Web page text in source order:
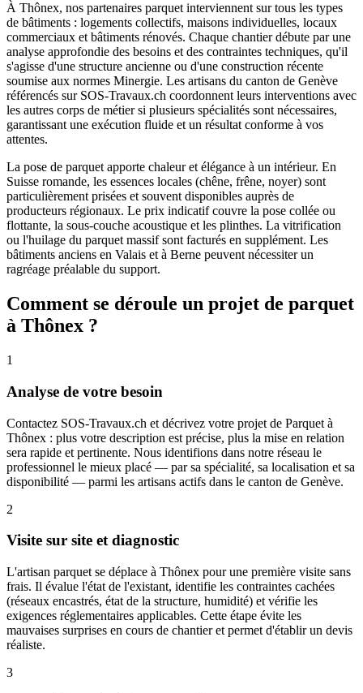
À Thônex, nos partenaires parquet interviennent sur tous les types
de bâtiments : logements collectifs, maisons individuelles, locaux
commerciaux et bâtiments rénovés. Chaque chantier débute par une
analyse approfondie des besoins et des contraintes techniques, qu'il
s'agisse d'une structure ancienne ou d'une construction récente
soumise aux normes Minergie. Les artisans du canton de Genève
référencés sur SOS-Travaux.ch coordonnent leurs interventions avec
les autres corps de métier si plusieurs spécialités sont nécessaires,
garantissant une exécution fluide et un résultat conforme à vos
attentes.
La pose de parquet apporte chaleur et élégance à un intérieur. En
Suisse romande, les essences locales (chêne, frêne, noyer) sont
particulièrement prisées et souvent disponibles auprès de
producteurs régionaux. Le prix indicatif couvre la pose collée ou
flottante, la sous-couche acoustique et les plinthes. La vitrification
ou l'huilage du parquet massif sont facturés en supplément. Les
bâtiments anciens en Valais et à Berne peuvent nécessiter un
ragréage préalable du support.
Comment se déroule un projet de parquet
à Thônex ?
1
Analyse de votre besoin
Contactez SOS-Travaux.ch et décrivez votre projet de Parquet à
Thônex : plus votre description est précise, plus la mise en relation
sera rapide et pertinente. Nous identifions dans notre réseau le
professionnel le mieux placé — par sa spécialité, sa localisation et sa
disponibilité — parmi les artisans actifs dans le canton de Genève.
2
Visite sur site et diagnostic
L'artisan parquet se déplace à Thônex pour une première visite sans
frais. Il évalue l'état de l'existant, identifie les contraintes cachées
(réseaux encastrés, état de la structure, humidité) et vérifie les
exigences réglementaires applicables. Cette étape évite les
mauvaises surprises en cours de chantier et permet d'établir un devis
réaliste.
3